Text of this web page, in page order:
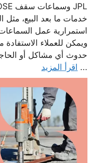
خدمات ما بعد البيع، مثل
استمرارية عمل
ويمكن للعملاء
حدوث أي مشاكل أو
... اقرأ المزيد